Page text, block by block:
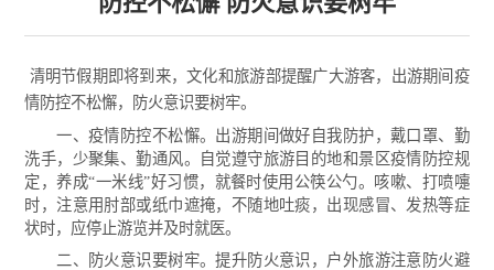
清明节假期即将到来，文化和旅游部提醒广大游客，出游期间疫
情防控不松懈，防火意识要树牢。
一、疫情防控不松懈。 出游期间做好自我防护，戴口罩、勤
洗手，少聚集、勤通风。自觉遵守旅游目的地和景区疫情防控规
定，养成“一米线”好习惯，就餐时使用公筷公勺。咳嗽、打喷嚏
时，注意用肘部或纸巾遮掩，不随地吐痰，出现感冒、发热等症
状时，应停止游览并及时就医。
二、防火意识要树牢。提升防火意识，户外旅游注意防火避